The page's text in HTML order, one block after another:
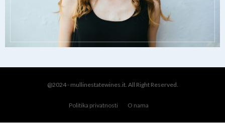
@2024 - mullinestatewines.it. All Right Reserved.
Politika privatnosti O nama